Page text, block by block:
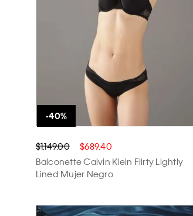
$1,149.00 $689.40
Balconette Calvin Klein Flirty Lightly
Lined Mujer Negro